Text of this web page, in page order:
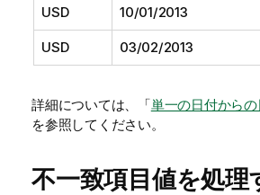
USD 10/01/2013
USD 03/02/2013
詳細については、「単一の日付から
を参照してください。
不一致項目値を処理